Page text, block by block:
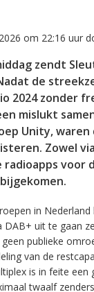
om 22:16 uur
zendt
de
2024 zonder
mislukt
Unity,
Zowel
radioapps voor
in Nederland
uit te gaan
publieke
van de
is in feite
twaalf